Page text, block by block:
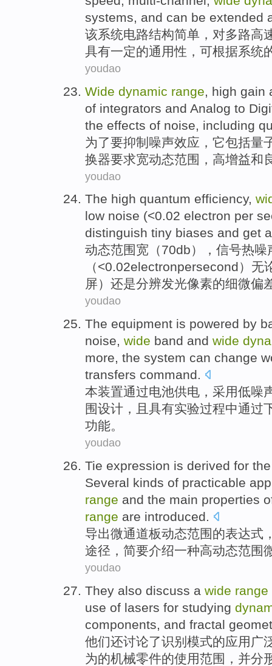
systems, and can be extended
该系统电路结构简单，对多路高
具有一定的通用性 ， 可根据系统
youdao
Wide dynamic range high gain
of integrators and Analog to
the effects of noise including
为了要抑制噪声效应 ， 它包括量
换器要求宽动态范围 ， 高增益和
youdao
The high quantum efficiency,
low noise (<0.02 electron per
distinguish tiny biases and get
动态范围宽 （70db），信号热噪
（<0.02electronpersecond）无
屏）还是分辨发光像素的细微偏
youdao
The equipment is powered by
noise, wide band and wide
more, the system can change
transfers command.
本装置通过电池供电 ， 采用低噪
围设计 ，且具有实验过程中通过
功能。
youdao
Tie expression is derived for the
Several kinds of practicable
range and the main properties
range are introduced.
导出微通道板动态范围的表达式
途径 ， 简要介绍一种高动态范围
youdao
They also discuss a wide range
use of lasers for studying
components, and fractal
他们还讨论了识别 模式的应用 广
为的机械零件的使用范围， 并分